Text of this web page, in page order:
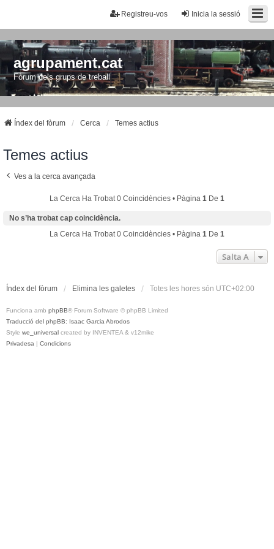
Inicia la sessió
Registreu-vos
agrupament.cat
Fòrum dels grups de treball
Índex del fòrum Cerca Temes actius
Temes actius
Ves a la cerca avançada
La Cerca Ha Trobat 0 Coincidències • Pàgina 1 De 1
No s’ha trobat cap coincidència.
La Cerca Ha Trobat 0 Coincidències • Pàgina 1 De 1
Salta A
Índex del fòrum Elimina les galetes Totes les hores són UTC+02:00
Funciona amb phpBB® Forum Software © phpBB Limited
Traducció del phpBB: Isaac Garcia Abrodos
Style we_universal created by INVENTEA & v12mike
Privadesa | Condicions